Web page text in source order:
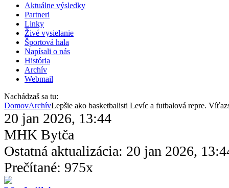
Aktuálne výsledky
Partneri
Linky
Živé vysielanie
Športová hala
Napísali o nás
História
Archív
Webmail
Nachádzaš sa tu:
DomovArchívLepšie ako basketbalisti Levíc a futbalová repre.
20 jan 2026, 13:44
MHK Bytča
Ostatná aktualizácia: 20 jan 2026,
Prečítané: 975x